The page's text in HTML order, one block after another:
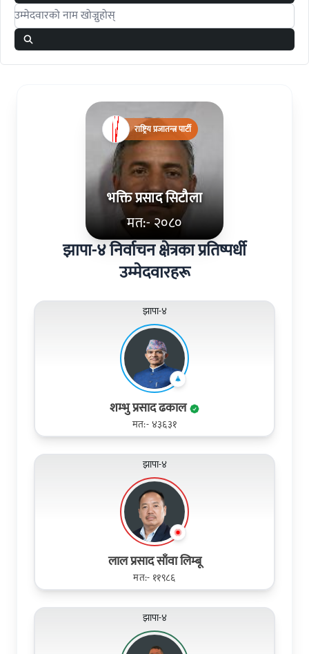
Search candidates
भक्ति प्रसाद सिटौला
मत:- २०८०
राष्ट्रिय प्रजातन्त्र पार्टी
झापा-४ निर्वाचन क्षेत्रका प्रतिष्पर्धी
उम्मेदवारहरू
झापा-४
शम्भु प्रसाद ढकाल
मत:- ४३६३१
झापा-४
लाल प्रसाद साँवा लिम्बू
मत:- ११९८६
झापा-४